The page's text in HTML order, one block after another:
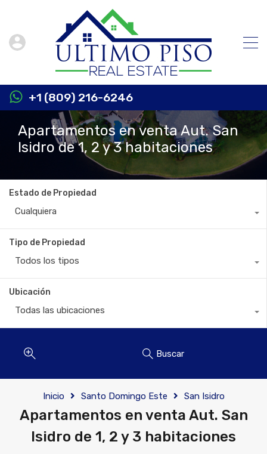
+1 (809) 216-6246
Apartamentos en venta Aut. San
Isidro de 1, 2 y 3 habitaciones
Estado de Propiedad
Cualquiera
Tipo de Propiedad
Todos los tipos
Ubicación
Todas las ubicaciones
Buscar
Inicio Santo Domingo Este San Isidro
Apartamentos en venta Aut. San
Isidro de 1, 2 y 3 habitaciones